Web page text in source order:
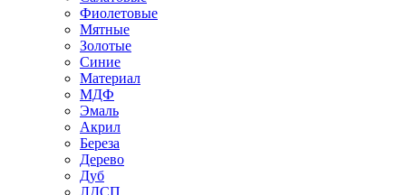
Фиолетовые
Мятные
Золотые
Синие
Материал
МДФ
Эмаль
Акрил
Береза
Дерево
Дуб
ЛДСП